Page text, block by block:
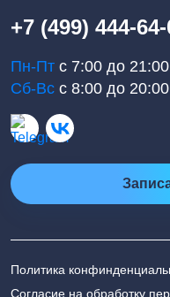
+7 (499) 444-
Пн-Пт с 7:00 до 21:00
Сб-Вс с 8:00 до 20:00
Политика
Согласие на обработку